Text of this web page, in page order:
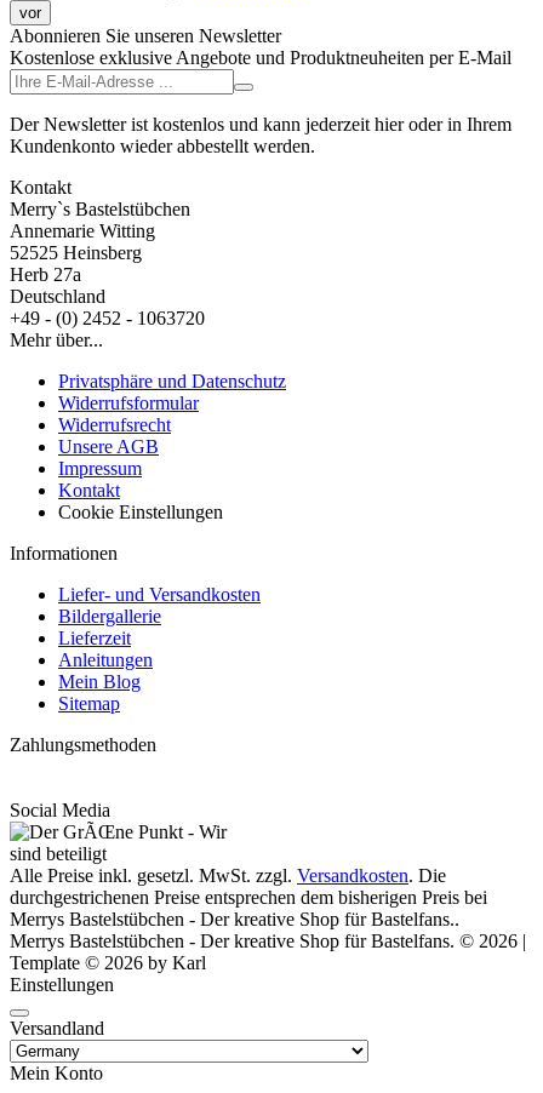
vor
Abonnieren Sie unseren Newsletter
Kostenlose exklusive Angebote und Produktneuheiten per E-Mail
Der Newsletter ist kostenlos und kann jederzeit hier oder in Ihrem
Kundenkonto wieder abbestellt werden.
Kontakt
Merry`s Bastelstübchen
Annemarie Witting
52525 Heinsberg
Herb 27a
Deutschland
+49 - (0) 2452 - 1063720
Mehr über...
Privatsphäre und Datenschutz
Widerrufsformular
Widerrufsrecht
Unsere AGB
Impressum
Kontakt
Cookie Einstellungen
Informationen
Liefer- und Versandkosten
Bildergallerie
Lieferzeit
Anleitungen
Mein Blog
Sitemap
Zahlungsmethoden
Social Media
Alle Preise inkl. gesetzl. MwSt. zzgl. Versandkosten. Die
durchgestrichenen Preise entsprechen dem bisherigen Preis bei
Merrys Bastelstübchen - Der kreative Shop für Bastelfans..
Merrys Bastelstübchen - Der kreative Shop für Bastelfans. © 2026 |
Template © 2026 by Karl
Einstellungen
Versandland
Mein Konto